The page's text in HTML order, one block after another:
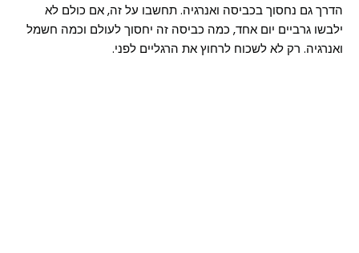
הדרך גם נחסוך בכביסה ואנרגיה. תחשבו על זה, אם כולם לא
ילבשו גרביים יום אחד, כמה כביסה זה יחסוך לעולם וכמה חשמל
ואנרגיה. רק לא לשכוח לרחוץ את הרגליים לפני.